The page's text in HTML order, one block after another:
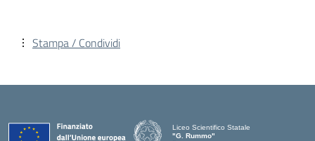
Stampa / Condividi
Liceo Scientifico Statale
"G. Rummo"